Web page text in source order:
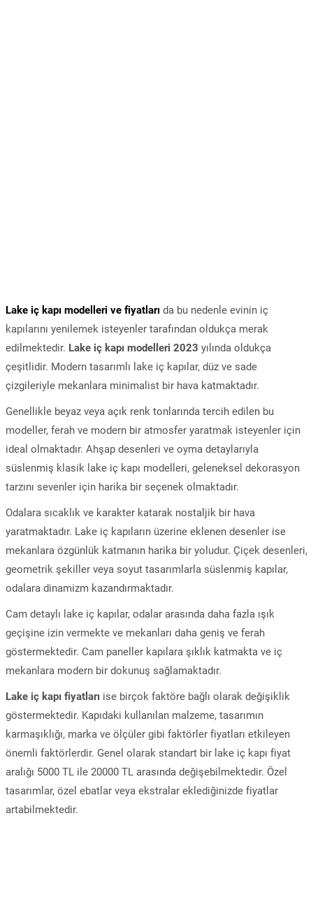
Lake iç kapı modelleri ve fiyatları da bu nedenle evinin iç
kapılarını yenilemek isteyenler tarafından oldukça merak
edilmektedir. Lake iç kapı modelleri 2023 yılında oldukça
çeşitlidir. Modern tasarımlı lake iç kapılar, düz ve sade
çizgileriyle mekanlara minimalist bir hava katmaktadır.
Genellikle beyaz veya açık renk tonlarında tercih edilen bu
modeller, ferah ve modern bir atmosfer yaratmak isteyenler için
ideal olmaktadır. Ahşap desenleri ve oyma detaylarıyla
süslenmiş klasik lake iç kapı modelleri, geleneksel dekorasyon
tarzını sevenler için harika bir seçenek olmaktadır.
Odalara sıcaklık ve karakter katarak nostaljik bir hava
yaratmaktadır. Lake iç kapıların üzerine eklenen desenler ise
mekanlara özgünlük katmanın harika bir yoludur. Çiçek desenleri,
geometrik şekiller veya soyut tasarımlarla süslenmiş kapılar,
odalara dinamizm kazandırmaktadır.
Cam detaylı lake iç kapılar, odalar arasında daha fazla ışık
geçişine izin vermekte ve mekanları daha geniş ve ferah
göstermektedir. Cam paneller kapılara şıklık katmakta ve iç
mekanlara modern bir dokunuş sağlamaktadır.
Lake iç kapı fiyatları ise birçok faktöre bağlı olarak değişiklik
göstermektedir. Kapıdaki kullanılan malzeme, tasarımın
karmaşıklığı, marka ve ölçüler gibi faktörler fiyatları etkileyen
önemli faktörlerdir. Genel olarak standart bir lake iç kapı fiyat
aralığı 5000 TL ile 20000 TL arasında değişebilmektedir. Özel
tasarımlar, özel ebatlar veya ekstralar eklediğinizde fiyatlar
artabilmektedir.